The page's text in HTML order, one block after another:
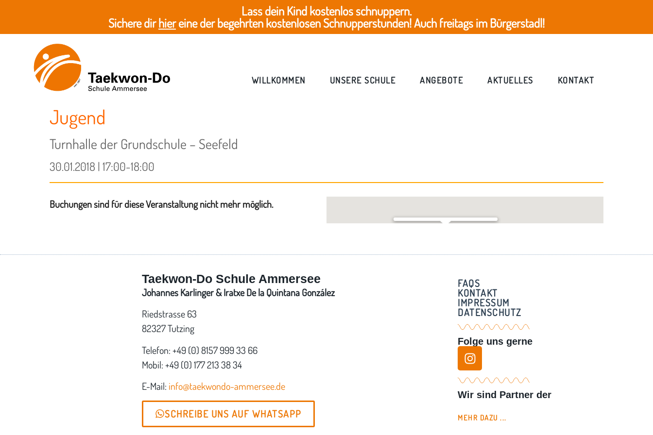
Lass dein Kind kostenlos schnuppern.
Sichere dirhiereine der begehrten kostenlosen Schnupperstunden! Auch freitags im Bürgerstadl!
WILLKOMMEN UNSERE SCHULE ANGEBOTE AKTUELLES KONTAKT
Jugend
Turnhalle der Grundschule – Seefeld
30.01.2018 | 17:00-18:00
Buchungen sind für diese Veranstaltung nicht mehr möglich.
Taekwon-Do Schule Ammersee
Johannes Karlinger & Iratxe De la Quintana González
Riedstrasse 63
82327 Tutzing
Telefon: +49 (0) 8157 999 33 66
Mobil: +49 (0) 177 213 38 34
E-Mail: info@taekwondo-ammersee.de
SCHREIBE UNS AUF WHATSAPP
FAQS
KONTAKT
IMPRESSUM
DATENSCHUTZ
Folge uns gerne
Wir sind Partner der
MEHR DAZU ...